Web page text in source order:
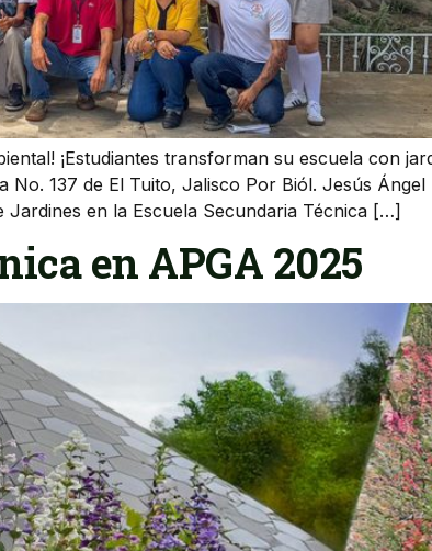
¡Estudiantes transforman su escuela con
137 de El Tuito, Jalisco Por Biól. Jesús Ángel
Jardines en la Escuela Secundaria Técnica […]
en APGA 2025